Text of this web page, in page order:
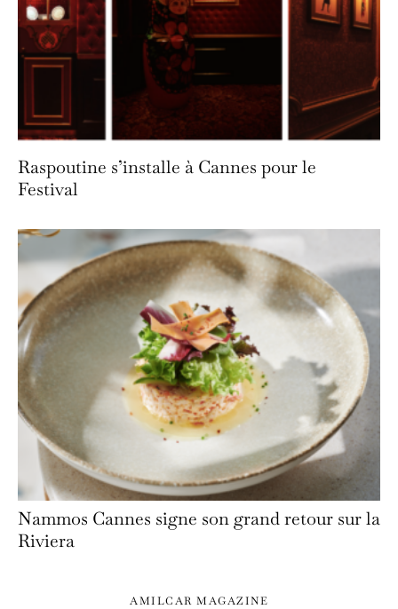
Raspoutine s’installe à Cannes pour le
Festival
Nammos Cannes signe son grand retour sur la
Riviera
AMILCAR MAGAZINE